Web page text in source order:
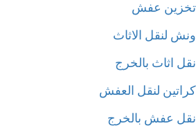
عفش
لنقل الاثاث
اثاث بالخرج
لنقل العفش
عفش بالخرج